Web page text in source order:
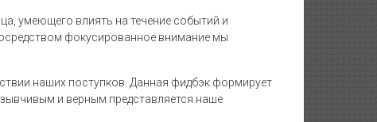
умеющего влиять на течение событий и
фокусированное внимание мы
наших поступков. Данная фидбэк формирует
и верным представляется наше